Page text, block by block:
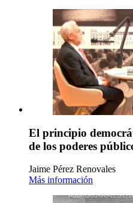
El principio
de los poderes
Jaime Pérez Renovales
Más información